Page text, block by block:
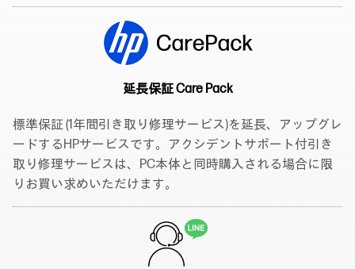
延長保証 Care Pack
標準保証 (1年間引き取り修理サービス)を延長、アップグレ
ードするHPサービスです。アクシデントサポート付引き
取り修理サービスは、PC本体と同時購入される場合に限
りお買い求めいただけます。